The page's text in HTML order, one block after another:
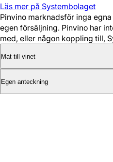
Läs mer på Systembolaget
Pinvino marknadsför inga
egen försäljning. Pinvino har
med, eller någon koppling till,
Mat till vinet
Egen anteckning